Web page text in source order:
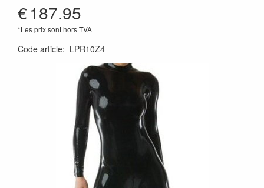
€187.95
*Les prix sont hors TVA
Code article: LPR10Z4